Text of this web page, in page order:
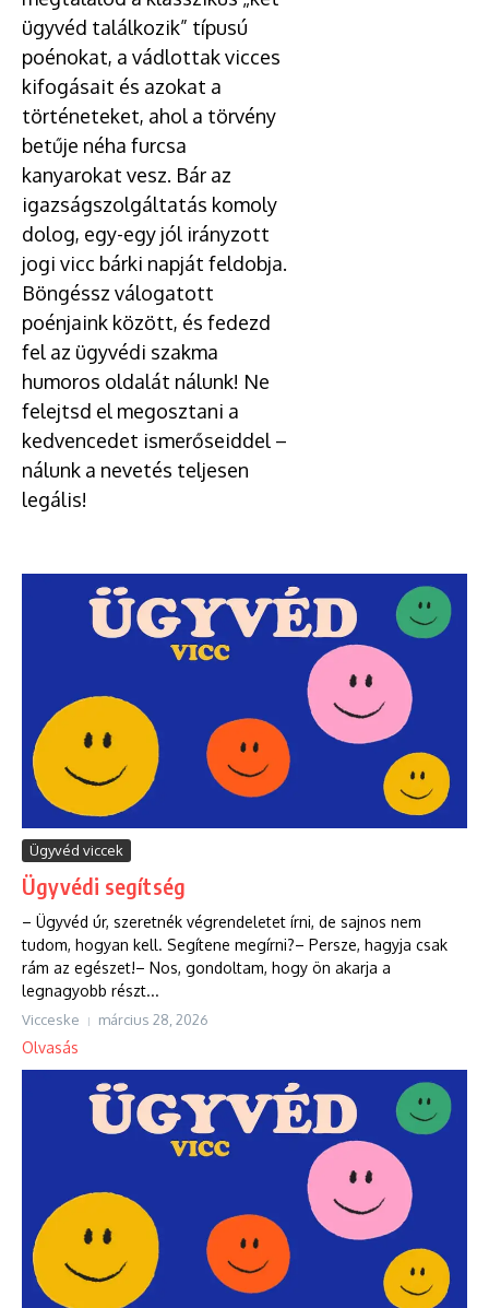
ügyvéd találkozik” típusú
poénokat, a vádlottak vicces
kifogásait és azokat a
történeteket, ahol a törvény
betűje néha furcsa
kanyarokat vesz. Bár az
igazságszolgáltatás komoly
dolog, egy-egy jól irányzott
jogi vicc bárki napját feldobja.
Böngéssz válogatott
poénjaink között, és fedezd
fel az ügyvédi szakma
humoros oldalát nálunk! Ne
felejtsd el megosztani a
kedvencedet ismerőseiddel –
nálunk a nevetés teljesen
legális!
Ügyvéd viccek
Ügyvédi segítség
– Ügyvéd úr, szeretnék végrendeletet írni, de sajnos nem
tudom, hogyan kell. Segítene megírni?– Persze, hagyja csak
rám az egészet!– Nos, gondoltam, hogy ön akarja a
legnagyobb részt...
Vicceske március 28, 2026
Olvasás